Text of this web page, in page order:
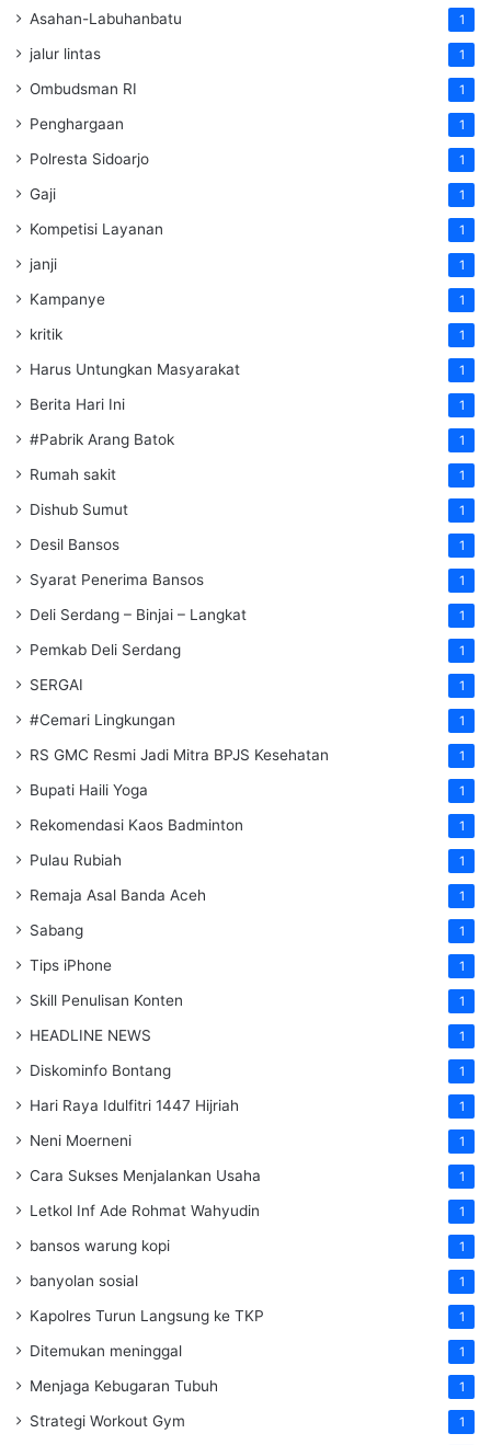
Asahan-Labuhanbatu 1
jalur lintas 1
Ombudsman RI 1
Penghargaan 1
Polresta Sidoarjo 1
Gaji 1
Kompetisi Layanan 1
janji 1
Kampanye 1
kritik 1
Harus Untungkan Masyarakat 1
Berita Hari Ini 1
#Pabrik Arang Batok 1
Rumah sakit 1
Dishub Sumut 1
Desil Bansos 1
Syarat Penerima Bansos 1
Deli Serdang – Binjai – Langkat 1
Pemkab Deli Serdang 1
SERGAI 1
#Cemari Lingkungan 1
RS GMC Resmi Jadi Mitra BPJS Kesehatan 1
Bupati Haili Yoga 1
Rekomendasi Kaos Badminton 1
Pulau Rubiah 1
Remaja Asal Banda Aceh 1
Sabang 1
Tips iPhone 1
Skill Penulisan Konten 1
HEADLINE NEWS 1
Diskominfo Bontang 1
Hari Raya Idulfitri 1447 Hijriah 1
Neni Moerneni 1
Cara Sukses Menjalankan Usaha 1
Letkol Inf Ade Rohmat Wahyudin 1
bansos warung kopi 1
banyolan sosial 1
Kapolres Turun Langsung ke TKP 1
Ditemukan meninggal 1
Menjaga Kebugaran Tubuh 1
Strategi Workout Gym 1